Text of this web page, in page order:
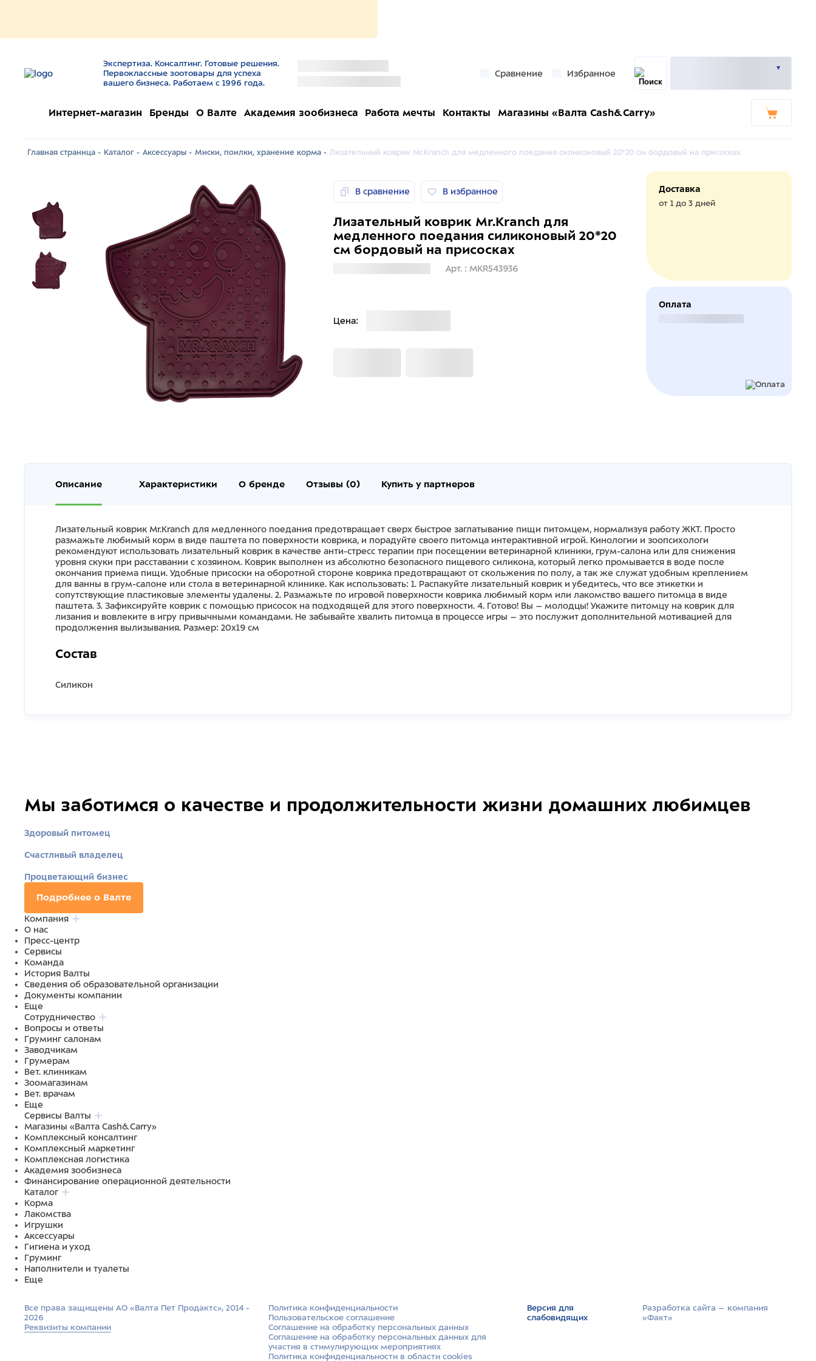
Экспертиза. Консалтинг. Готовые решения.
Первоклассные зоотовары для успеха
вашего бизнеса. Работаем с 1996 года.
Сравнение Избранное
Интернет-магазин Бренды О Валте Академия зообизнеса Работа мечты Контакты Магазины «Валта Cash&Carry»
Главная страница - Каталог - Аксессуары - Миски, поилки, хранение корма - Лизательный коврик Mr.Kranch для медленного поедания силиконовый 20*20 см бордовый на присосках
В сравнение В избранное
Лизательный коврик Mr.Kranch для
медленного поедания силиконовый 20*20
см бордовый на присосках
Арт. : MKR543936
Цена:
Доставка
от 1 до 3 дней
Оплата
Описание Характеристики О бренде Отзывы (0) Купить у партнеров
Лизательный коврик Mr.Kranch для медленного поедания предотвращает сверх быстрое заглатывание пищи питомцем, нормализуя работу ЖКТ. Просто
размажьте любимый корм в виде паштета по поверхности коврика, и порадуйте своего питомца интерактивной игрой. Кинологии и зоопсихологи
рекомендуют использовать лизательный коврик в качестве анти-стресс терапии при посещении ветеринарной клиники, грум-салона или для снижения
уровня скуки при расставании с хозяином. Коврик выполнен из абсолютно безопасного пищевого силикона, который легко промывается в воде после
окончания приема пищи. Удобные присоски на оборотной стороне коврика предотвращают от скольжения по полу, а так же служат удобным креплением
для ванны в грум-салоне или стола в ветеринарной клинике. Как использовать: 1. Распакуйте лизательный коврик и убедитесь, что все этикетки и
сопутствующие пластиковые элементы удалены. 2. Размажьте по игровой поверхности коврика любимый корм или лакомство вашего питомца в виде
паштета. 3. Зафиксируйте коврик с помощью присосок на подходящей для этого поверхности. 4. Готово! Вы – молодцы! Укажите питомцу на коврик для
лизания и вовлеките в игру привычными командами. Не забывайте хвалить питомца в процессе игры – это послужит дополнительной мотивацией для
продолжения вылизывания. Размер: 20х19 см
Состав
Силикон
Мы заботимся о качестве и продолжительности жизни домашних любимцев
Здоровый питомец
Счастливый владелец
Процветающий бизнес
Подробнее о Валте
Компания
О нас
Пресс-центр
Сервисы
Команда
История Валты
Сведения об образовательной организации
Документы компании
Еще
Сотрудничество
Вопросы и ответы
Груминг салонам
Заводчикам
Грумерам
Вет. клиникам
Зоомагазинам
Вет. врачам
Еще
Сервисы Валты
Магазины «Валта Cash&Carry»
Комплексный консалтинг
Комплексный маркетинг
Комплексная логистика
Академия зообизнеса
Финансирование операционной деятельности
Каталог
Корма
Лакомства
Игрушки
Аксессуары
Гигиена и уход
Груминг
Наполнители и туалеты
Еще
Все права защищены АО «Валта Пет Продактс», 2014 -
2026
Реквизиты компании
Политика конфиденциальности
Пользовательское соглашение
Соглашение на обработку персональных данных
Соглашение на обработку персональных данных для
участия в стимулирующих мероприятиях
Политика конфиденциальности в области cookies
Версия для
слабовидящих
Разработка сайта –­ компания
«Факт»